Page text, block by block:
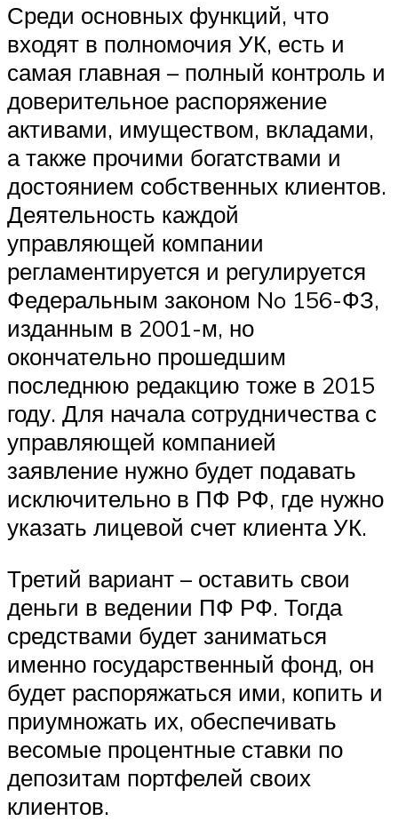
Среди основных функций, что
входят в полномочия УК, есть и
самая главная – полный контроль и
доверительное распоряжение
активами, имуществом, вкладами,
а также прочими богатствами и
достоянием собственных клиентов.
Деятельность каждой
управляющей компании
регламентируется и регулируется
Федеральным законом No 156-ФЗ,
изданным в 2001-м, но
окончательно прошедшим
последнюю редакцию тоже в 2015
году. Для начала сотрудничества с
управляющей компанией
заявление нужно будет подавать
исключительно в ПФ РФ, где нужно
указать лицевой счет клиента УК.
Третий вариант – оставить свои
деньги в ведении ПФ РФ. Тогда
средствами будет заниматься
именно государственный фонд, он
будет распоряжаться ими, копить и
приумножать их, обеспечивать
весомые процентные ставки по
депозитам портфелей своих
клиентов.